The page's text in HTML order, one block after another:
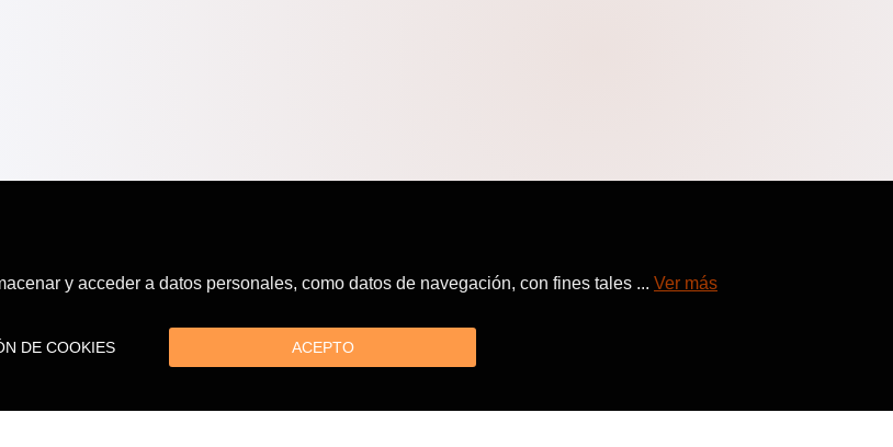
y acceder a datos personales, como datos de navegación, con fines tales ... Ver más
DE COOKIES ACEPTO